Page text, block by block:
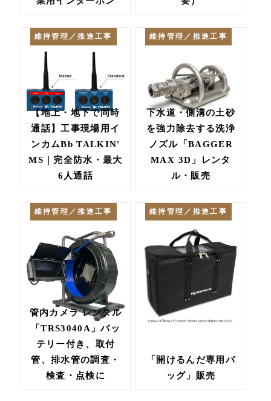
維持管理／推進工事
【地上・地下で同時
通話】工事現場用イ
ンカムBb TALKIN'
MS｜完全防水・最大
6人通話
維持管理／推進工事
下水道・側溝の土砂
を強力除去する洗浄
ノズル「BAGGER
MAX 3D」レンタ
ル・販売
維持管理／推進工事
管内カメラ レンタル
「TRS3040A」バッ
テリー付き、取付
管、排水管の調査・
検査・点検に
維持管理／推進工事
「開けるんだ専用バ
ッグ」販売